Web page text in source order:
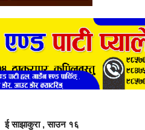
ई साझाकुरा , साउन १६